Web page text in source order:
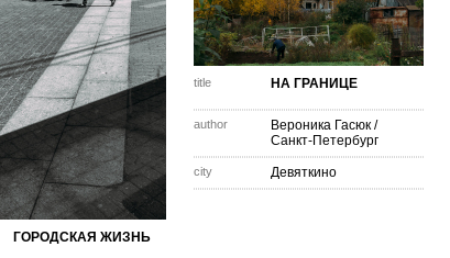
ГОРОДСКАЯ ЖИЗНЬ
title НА ГРАНИЦЕ
author Вероника Гасюк /
Санкт-Петербург
city Девяткино